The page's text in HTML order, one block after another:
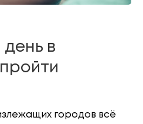
в
городов всё